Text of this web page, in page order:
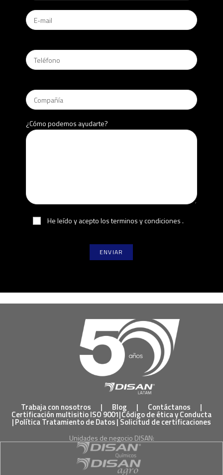
¿Cómo podemos ayudarte?
He leído y acepto los terminos y condiciones.
Trabaja con nosotros | Blog | Contáctanos |
Certificación multisitio ISO 9001|Código de ética y Conducta
|Política Tratamiento de Datos|Solicitud de certificaciones
Unidades de negocio DISAN: